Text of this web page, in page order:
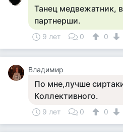
Танец медвежатник,
партнерши.
9 лет 0 0
Владимир
По мне,лучше
Коллективного.
9 лет 0 0